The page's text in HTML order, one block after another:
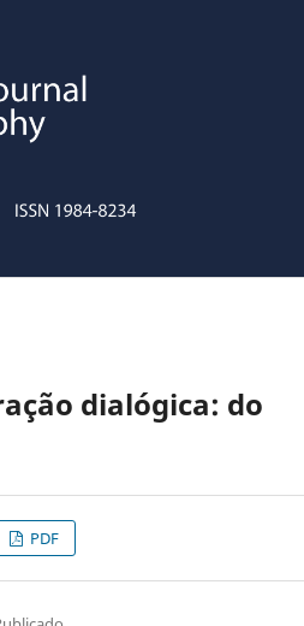
dialógica: do
PDF